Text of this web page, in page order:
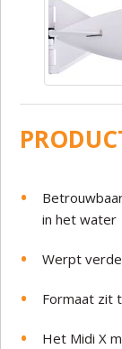
in het water
Werpt
Formaat zit
Het Midi X